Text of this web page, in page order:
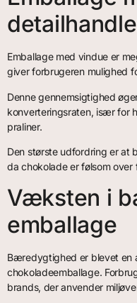
Emballage med vindue er
giver forbrugeren mulighed
Denne gennemsigtighed
konverteringsraten, især for
praliner.
Den største udfordring er at
da chokolade er følsom
Væksten i
emballage
Bæredygtighed er blevet en
chokoladeemballage.
brands, der anvender